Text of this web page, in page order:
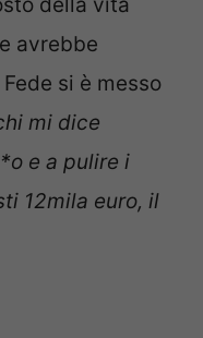
della vita
avrebbe
si è messo
mi dice
e a pulire i
12mila euro, il